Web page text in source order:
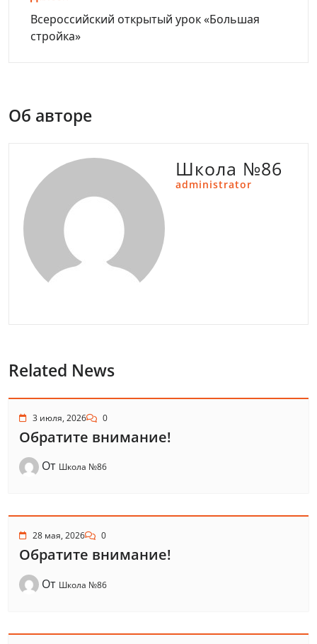
Всероссийский открытый урок «Большая
стройка»
Об авторе
Школа №86
administrator
Related News
3 июля, 2026 0
Обратите внимание!
От Школа №86
28 мая, 2026 0
Обратите внимание!
От Школа №86